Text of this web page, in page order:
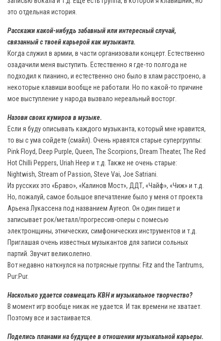
это отдельная история.
Расскажи какой-нибудь забавный или интересный случай,
связанный с твоей карьерой как музыканта.
Когда служил в армии, в части организовали концерт. Естественно
озадачили меня выступить. Естественно я где-то полгода не
подходил к пианино, и естественно оно было в хлам расстроено, а
некоторые клавиши вообще не работали. Но по какой-то причине
мое выступление у народа вызвало нереальный восторг.
Назови своих кумиров в музыке.
Если я буду описывать каждого музыканта, который мне нравится,
то вы с ума сойдете (смайл). Очень нравятся старые супергруппы:
Pink Floyd, Deep Purple, Queen, The Scorpions, Dream Theater, The Red
Hot Chilli Peppers, Uriah Heep и т.д. Также не очень старые:
Nightwish, Stream of Passion, Steve Vai, Joe Satriani.
Из русских это «Браво», «Калинов Мост», ДДТ, «Чайф», «Чиж» и т.д.
Но, пожалуй, самое большое впечатление было у меня от проекта
Арьена Лукассена под названием Ayreon. Он один пишет и
записывает рок/металл/прогрессив-оперы с помесью
электронщины, этнических, симфонических инструментов и т.д.
Приглашая очень известных музыкантов для записи сольных
партий. Звучит великолепно.
Вот недавно наткнулся на потрясные группы: Fitz and the Tantrums,
Pur:Pur.
Насколько удается совмещать КВН и музыкальное творчество?
В момент игр вообще никак не удается. И так времени не хватает.
Поэтому все и застаивается.
Поделись планами на будущее в отношении музыкальной карьеры.